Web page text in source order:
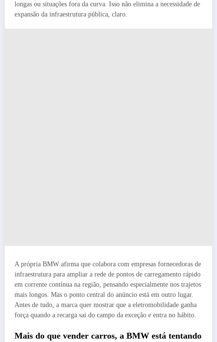
longas ou situações fora da curva. Isso não elimina a necessidade de
expansão da infraestrutura pública, claro.
A própria BMW afirma que colabora com empresas fornecedoras de
infraestrutura para ampliar a rede de pontos de carregamento rápido
em corrente contínua na região, pensando especialmente nos trajetos
mais longos. Mas o ponto central do anúncio está em outro lugar.
Antes de tudo, a marca quer mostrar que a eletromobilidade ganha
força quando a recarga sai do campo da exceção e entra no hábito.
Mais do que vender carros, a BMW está tentando